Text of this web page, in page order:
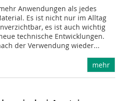
Anwendungen als jedes
Es ist nicht nur im Alltag
es ist auch wichtig
technische Entwicklungen.
der Verwendung wieder...
mehr